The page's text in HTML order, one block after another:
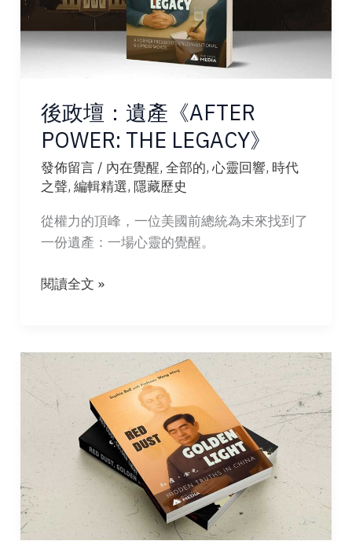
後政壇：遺產《AFTER
POWER: THE LEGACY》
發佈留言/ 內在覺醒, 全部的, 心靈回響, 時代
之聲, 編輯精選, 隱藏歷史
從權力的頂峰，一位美國前總統為未來找到了
一份遺產：一場心靈的覺醒。
後
《AFTER
POWER:
LEGACY》
閱讀全文 »